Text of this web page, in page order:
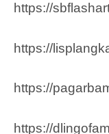
https://
https://
https://
https://